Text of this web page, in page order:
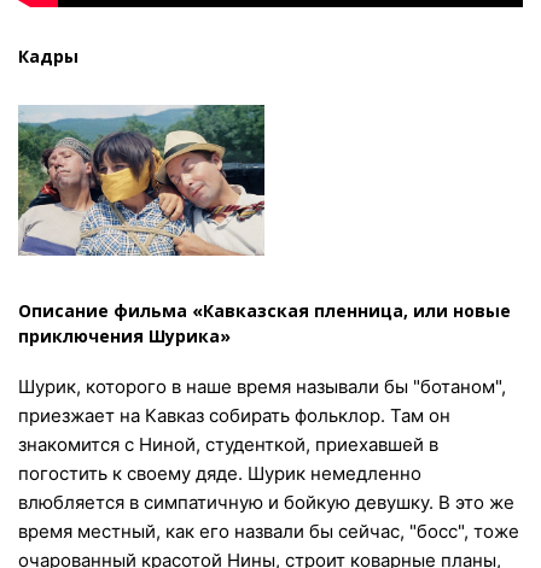
Кадры
Описание фильма «Кавказская пленница, или новые
приключения Шурика»
Шурик, которого в наше время называли бы "ботаном",
приезжает на Кавказ собирать фольклор. Там он
знакомится с Ниной, студенткой, приехавшей в
погостить к своему дяде. Шурик немедленно
влюбляется в симпатичную и бойкую девушку. В это же
время местный, как его назвали бы сейчас, "босс", тоже
очарованный красотой Нины, строит коварные планы,